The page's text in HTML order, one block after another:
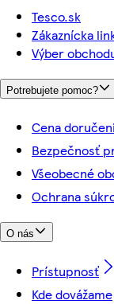
Tesco.sk
Zákaznícka
Výber
Potrebujete pomoc?
Cena
Bezpečnosť
Všeobecné
Ochrana
O nás
Prístupnosť
Kde dovážame